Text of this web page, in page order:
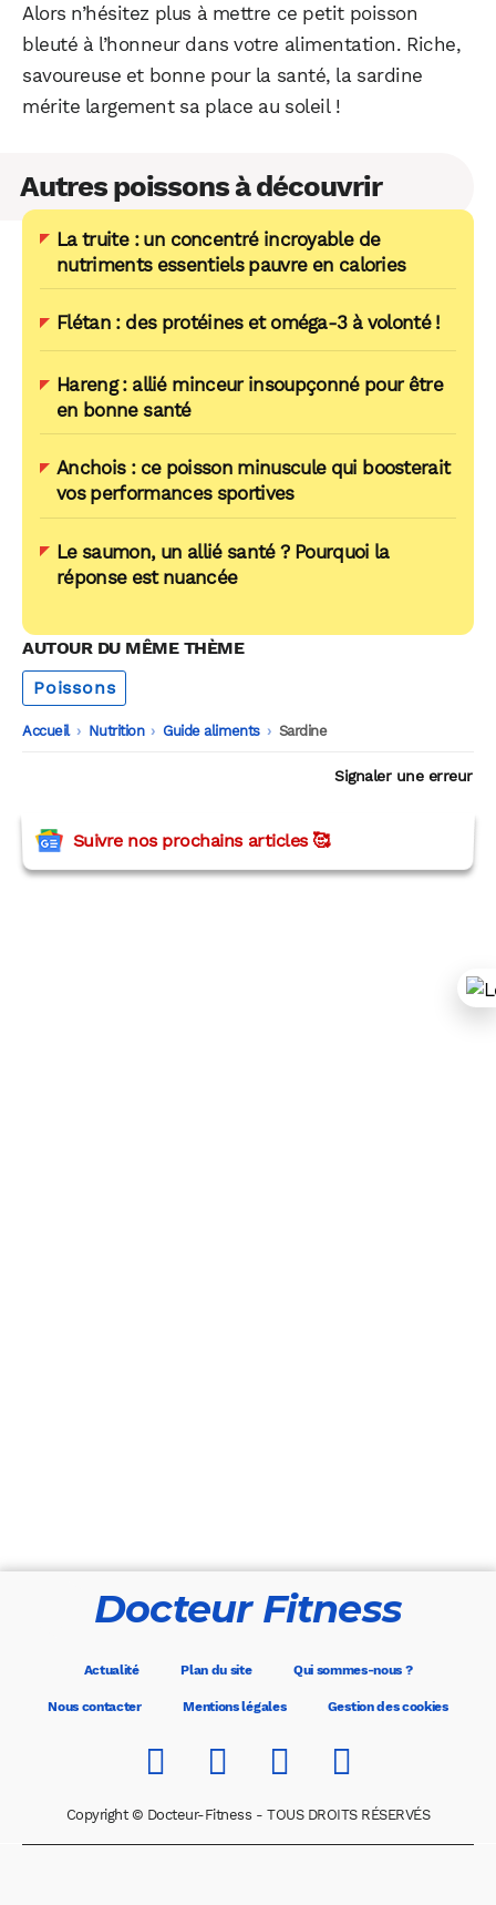
Alors n’hésitez plus à mettre ce petit poisson
bleuté à l’honneur dans votre alimentation. Riche,
savoureuse et bonne pour la santé, la sardine
mérite largement sa place au soleil !
Autres poissons à découvrir
La truite : un concentré incroyable de
nutriments essentiels pauvre en calories
Flétan : des protéines et oméga-3 à volonté !
Hareng : allié minceur insoupçonné pour être
en bonne santé
Anchois : ce poisson minuscule qui boosterait
vos performances sportives
Le saumon, un allié santé ? Pourquoi la
réponse est nuancée
AUTOUR DU MÊME THÈME
Poissons
Accueil -
Nutrition -
Guide aliments -
Sardine
Signaler une erreur
Suivre nos prochains articles 🥰
Docteur Fitness
Actualité Plan du site Qui sommes-nous ?
Nous contacter Mentions légales Gestion des cookies
Copyright © Docteur-Fitness - TOUS DROITS RÉSERVÉS